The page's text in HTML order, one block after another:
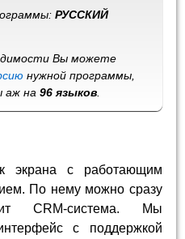
РУССКИЙ
Вы можете
нужной программы,
аж на96 языков
экрана с работающим
По нему можно сразу
CRM-система. Мы
с поддержкой